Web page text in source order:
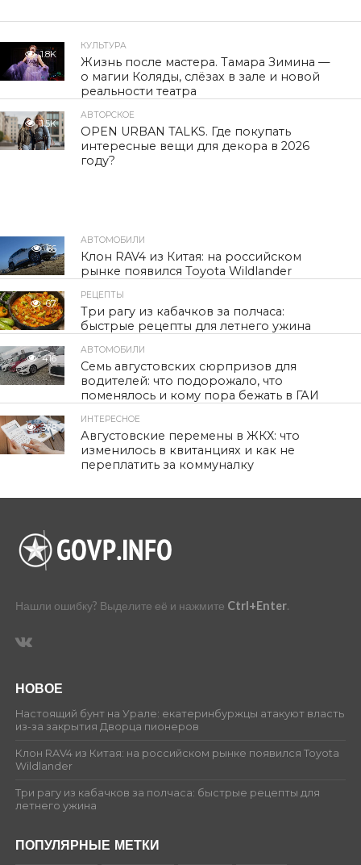
1.8K
КУЛЬТУРА
Жизнь после мастера. Тамара Зимина —
о магии Коляды, слёзах в зале и новой
реальности театра
1.5K
АВТОРСКОЕ
OPEN URBAN TALKS. Где покупать
интересные вещи для декора в 2026
году?
66
АВТОМОБИЛИ
Клон RAV4 из Китая: на российском
рынке появился Toyota Wildlander
67
РЕЦЕПТЫ
Три рагу из кабачков за полчаса:
быстрые рецепты для летнего ужина
416
АВТОМОБИЛИ
Семь августовских сюрпризов для
водителей: что подорожало, что
поменялось и кому пора бежать в ГАИ
378
ИНТЕРЕСНОЕ
Августовские перемены в ЖКХ: что
изменилось в квитанциях и как не
переплатить за коммуналку
Нашли ошибку? Выделите её и нажмите Ctrl+Enter.
НОВОЕ
Настоящий бунт на Урале: екатеринбуржцы атакуют власть
из-за закрытия Дворца пионеров
Клон RAV4 из Китая: на российском рынке появился Toyota
Wildlander
Три рагу из кабачков за полчаса: быстрые рецепты для
летнего ужина
ПОПУЛЯРНЫЕ МЕТКИ